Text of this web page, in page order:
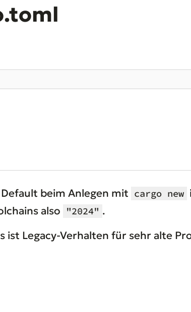
beim Anlegen mit cargo new
also
"2024" .
ist Legacy-Verhalten für sehr alte